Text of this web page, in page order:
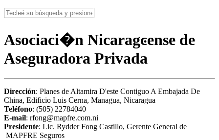
Asociaci�n Nicaragͼense de
Aseguradora Privada
Dirección: Planes de Altamira D'este Contiguo A Embajada De
China, Edificio Luis Cerna, Managua, Nicaragua
Teléfono: (505) 22784040
E-mail: rfong@mapfre.com.ni
Presidente: Lic. Rydder Fong Castillo, Gerente General de
MAPFRE Seguros